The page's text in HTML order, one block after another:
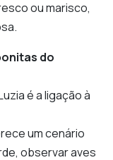
ou marisco,
do
é a ligação à
um cenário
observar aves